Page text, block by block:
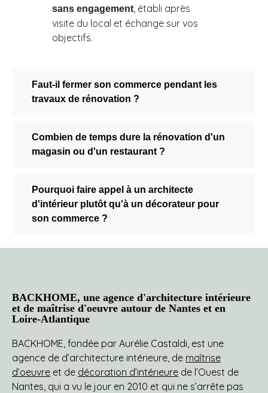
sans engagement, établi après
visite du local et échange sur vos
objectifs.
Faut-il fermer son commerce pendant les
travaux de rénovation ?
Combien de temps dure la rénovation d'un
magasin ou d'un restaurant ?
Pourquoi faire appel à un architecte
d'intérieur plutôt qu'à un décorateur pour
son commerce ?
BACKHOME, une agence d'architecture intérieure
et de maîtrise d'oeuvre autour de Nantes et en
Loire-Atlantique
BACKHOME, fondée par Aurélie Castaldi, est une
agence de d’architecture intérieure, de maîtrise
d’oeuvre et de décoration d’intérieure de l’Ouest de
Nantes, qui a vu le jour en 2010 et qui ne s’arrête pas